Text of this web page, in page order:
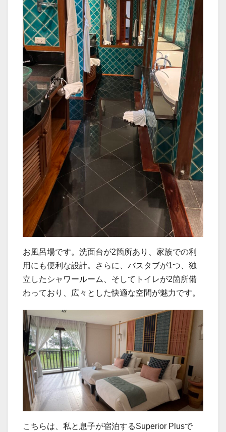
お風呂場です。洗面台が2箇所あり、家族での利
用にも便利な設計。さらに、バスタブが1つ、独
立したシャワールーム、そしてトイレが2箇所備
わっており、広々とした快適な空間が魅力です。
こちらは、私と息子が宿泊するSuperior Plusで